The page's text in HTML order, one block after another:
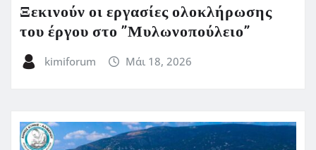
Ξεκινούν οι εργασίες ολοκλήρωσης
του έργου στο ”Μυλωνοπούλειο”
kimiforum Μάι 18, 2026